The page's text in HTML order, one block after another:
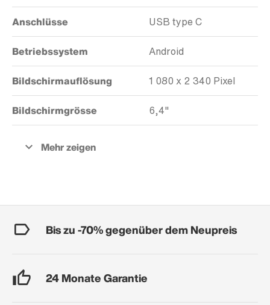
Anschlüsse USB type C
Betriebssystem Android
Bildschirmauflösung 1 080 x 2 340 Pixel
Bildschirmgrösse 6,4"
Bis zu -70% gegenüber dem Neupreis
24 Monate Garantie